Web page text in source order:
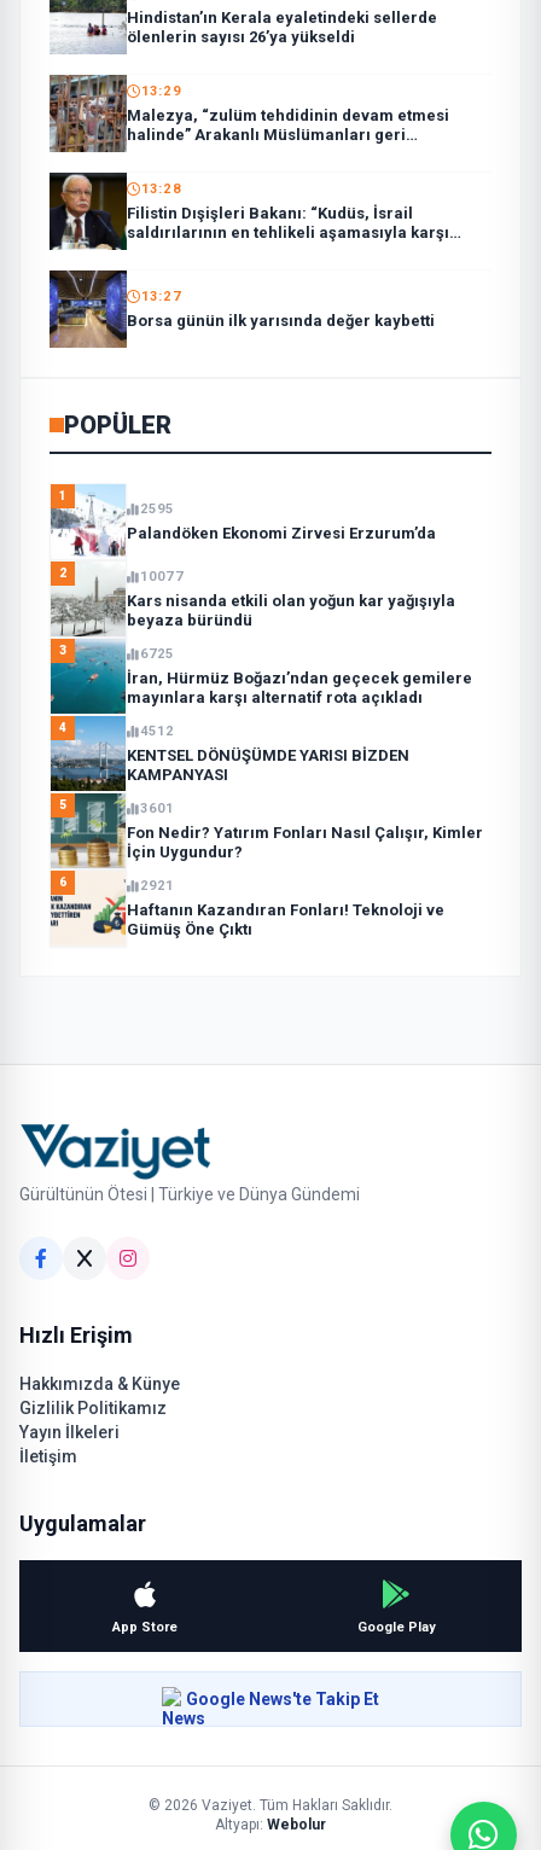
Hindistan’ın Kerala eyaletindeki sellerde
ölenlerin sayısı 26’ya yükseldi
13:29
Malezya, “zulüm tehdidinin devam etmesi
halinde” Arakanlı Müslümanları geri
13:28
Filistin Dışişleri Bakanı: “Kudüs, İsrail
saldırılarının en tehlikeli aşamasıyla karşı
13:27
Borsa günün ilk yarısında değer kaybetti
POPÜLER
1
2595
Palandöken Ekonomi Zirvesi Erzurum’da
2 10077
Kars nisanda etkili olan yoğun kar yağışıyla
beyaza büründü
3 6725
İran, Hürmüz Boğazı’ndan geçecek gemilere
mayınlara karşı alternatif rota açıkladı
4 4512
KENTSEL DÖNÜŞÜMDE YARISI BİZDEN
KAMPANYASI
5 3601
Fon Nedir? Yatırım Fonları Nasıl Çalışır, Kimler
İçin Uygundur?
6 2921
Haftanın Kazandıran Fonları! Teknoloji ve
Gümüş Öne Çıktı
Gürültünün Ötesi | Türkiye ve Dünya Gündemi
Hızlı Erişim
Hakkımızda & Künye
Gizlilik Politikamız
Yayın İlkeleri
İletişim
Uygulamalar
App Store Google Play
Google News'te Takip Et
© 2026 Vaziyet. Tüm Hakları Saklıdır.
Altyapı: Webolur